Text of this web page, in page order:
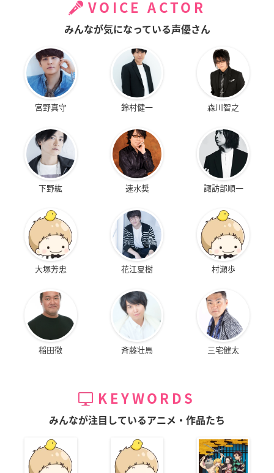
VOICE ACTOR
みんなが気になっている声優さん
宮野真守 鈴村健一 森川智之
下野紘 速水奨 諏訪部順一
大塚芳忠 花江夏樹 村瀬歩
稲田徹 斉藤壮馬 三宅健太
KEYWORDS
みんなが注目しているアニメ・作品たち